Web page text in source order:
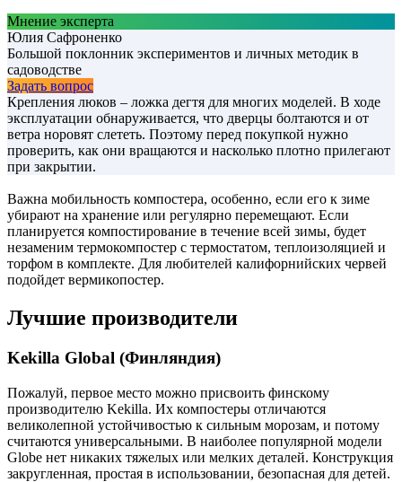
Мнение эксперта
Юлия Сафроненко
Большой поклонник экспериментов и личных методик в
садоводстве
Задать вопрос
Крепления люков – ложка дегтя для многих моделей. В ходе
эксплуатации обнаруживается, что дверцы болтаются и от
ветра норовят слететь. Поэтому перед покупкой нужно
проверить, как они вращаются и насколько плотно прилегают
при закрытии.
Важна мобильность компостера, особенно, если его к зиме
убирают на хранение или регулярно перемещают. Если
планируется компостирование в течение всей зимы, будет
незаменим термокомпостер с термостатом, теплоизоляцией и
торфом в комплекте. Для любителей калифорнийских червей
подойдет вермикопостер.
Лучшие производители
Kekilla Global (Финляндия)
Пожалуй, первое место можно присвоить финскому
производителю Kekilla. Их компостеры отличаются
великолепной устойчивостью к сильным морозам, и потому
считаются универсальными. В наиболее популярной модели
Globe нет никаких тяжелых или мелких деталей. Конструкция
закругленная, простая в использовании, безопасная для детей.